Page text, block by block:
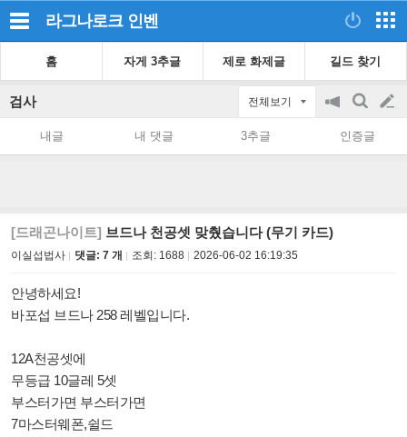
라그나로크 인벤
홈 자게 3추글 제로 화제글 길드 찾기
검사 전체보기
공
on/off
검
색
글
쓰
내글 내 댓글 3추글 인증글
[드래곤나이트] 브드나 천공셋 맞췄습니다 (무기 카드)
이실섭법사 댓글: 7 개 조회: 1688 2026-06-02 16:19:35
안녕하세요!
바포섭 브드나 258 레벨입니다.
12A천공셋에
무등급 10글레 5셋
부스터가면 부스터가면
7마스터웨폰,쉴드